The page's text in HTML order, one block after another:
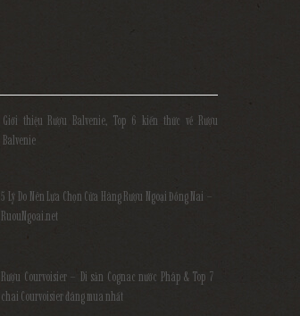
Giới thiệu Rượu Balvenie, Top 6 kiến thức về Rượu
Balvenie
5 Lý Do Nên Lựa Chọn Cửa Hàng Rượu Ngoại Đồng Nai –
RuouNgoai.net
Rượu Courvoisier – Di sản Cognac nước Pháp & Top 7
chai Courvoisier đáng mua nhất